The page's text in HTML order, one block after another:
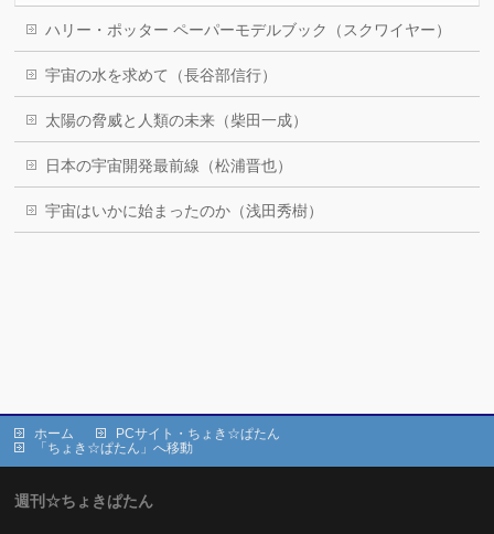
ハリー・ポッター ペーパーモデルブック（スクワイヤー）
宇宙の水を求めて（長谷部信行）
太陽の脅威と人類の未来（柴田一成）
日本の宇宙開発最前線（松浦晋也）
宇宙はいかに始まったのか（浅田秀樹）
ホーム
PCサイト・ちょき☆ぱたん
「ちょき☆ぱたん」へ移動
週刊☆ちょきぱたん